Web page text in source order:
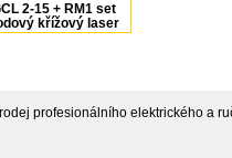
2-15 + RM1 set
křížový laser
Bosch
profesionálního elektrického a